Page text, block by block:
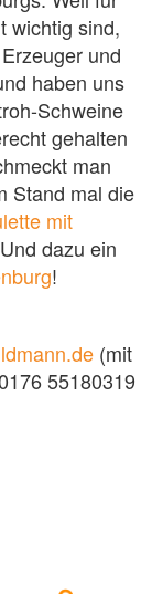
wichtig sind,
und
haben uns
Schweine
gehalten
man
Stand mal die
mit
dazu ein
!
(mit
55180319